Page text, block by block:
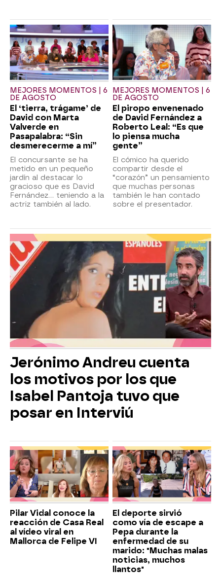
MEJORES MOMENTOS | 6
DE AGOSTO
El ‘tierra, trágame’ de
David con Marta
Valverde en
Pasapalabra: “Sin
desmerecerme a mí”
El concursante se ha
metido en un pequeño
jardín al destacar lo
gracioso que es David
Fernández… teniendo a la
actriz también al lado.
MEJORES MOMENTOS | 6
DE AGOSTO
El piropo envenenado
de David Fernández a
Roberto Leal: “Es que
lo piensa mucha
gente”
El cómico ha querido
compartir desde el
“corazón” un pensamiento
que muchas personas
también le han contado
sobre el presentador.
Jerónimo Andreu cuenta
los motivos por los que
Isabel Pantoja tuvo que
posar en Interviú
Pilar Vidal conoce la
reacción de Casa Real
al vídeo viral en
Mallorca de Felipe VI
El deporte sirvió
como vía de escape a
Pepa durante la
enfermedad de su
marido: "Muchas malas
noticias, muchos
llantos"